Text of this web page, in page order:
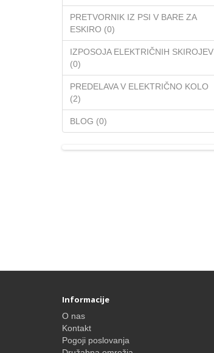
PRETVORNIK IZ PSI V BARE ZA
ESKIRO (0)
IZPOSOJA ELEKTRIČNIH SKIROJEV
(0)
PREDELAVA V ELEKTRIČNO KOLO
(2)
BLOG (0)
Informacije
O nas
Kontakt
Pogoji poslovanja